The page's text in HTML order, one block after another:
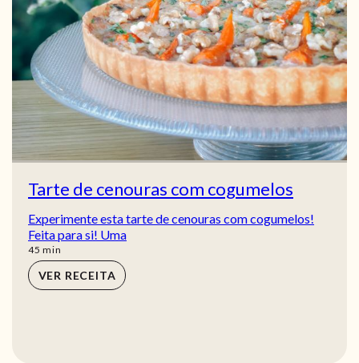
Tarte de cenouras com cogumelos
Experimente esta tarte de cenouras com cogumelos!
Feita para si! Uma
45 min
min
VER RECEITA